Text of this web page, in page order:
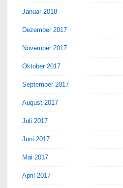
Januar 2018
Dezember 2017
November 2017
Oktober 2017
September 2017
August 2017
Juli 2017
Juni 2017
Mai 2017
April 2017